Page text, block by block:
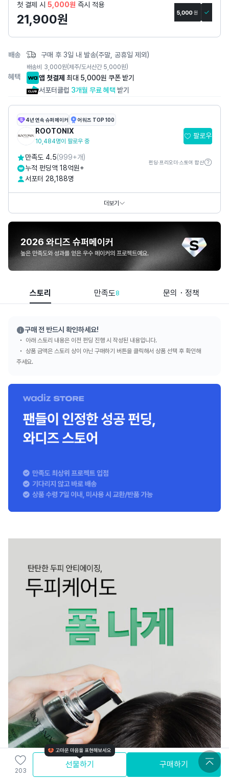
첫 결제 시 5,000원 즉시 적용
21,900원
배송 구매 후 3일 내 발송(주말, 공휴일 제외)
배송비 3,000원(제주/도서산간 5,000원)
혜택 앱 첫결제 최대 5,000원 쿠폰 받기
서포터클럽 3개월 무료 혜택 받기
4년 연속 슈퍼메이커 어워즈 TOP 100
ROOTONIX
10,484명이 팔로우 중
팔로우
만족도 4.5(999+개)
누적 펀딩액 18억원+
서포터 28,188명
펀딩·프리오더·스토어 합산
더보기
2026 와디즈 슈퍼메이커
높은 만족도와 성과를 얻은 우수 메이커의 프로젝트예요.
스토리 만족도8 문의・정책
구매 전 반드시 확인하세요!
아래 스토리 내용은 이전 펀딩 진행 시 작성된 내용입니다.
상품 금액은 스토리 상이 아닌 구매하기 버튼을 클릭해서 상품 선택 후 확인해
주세요.
203
선물하기 구매하기